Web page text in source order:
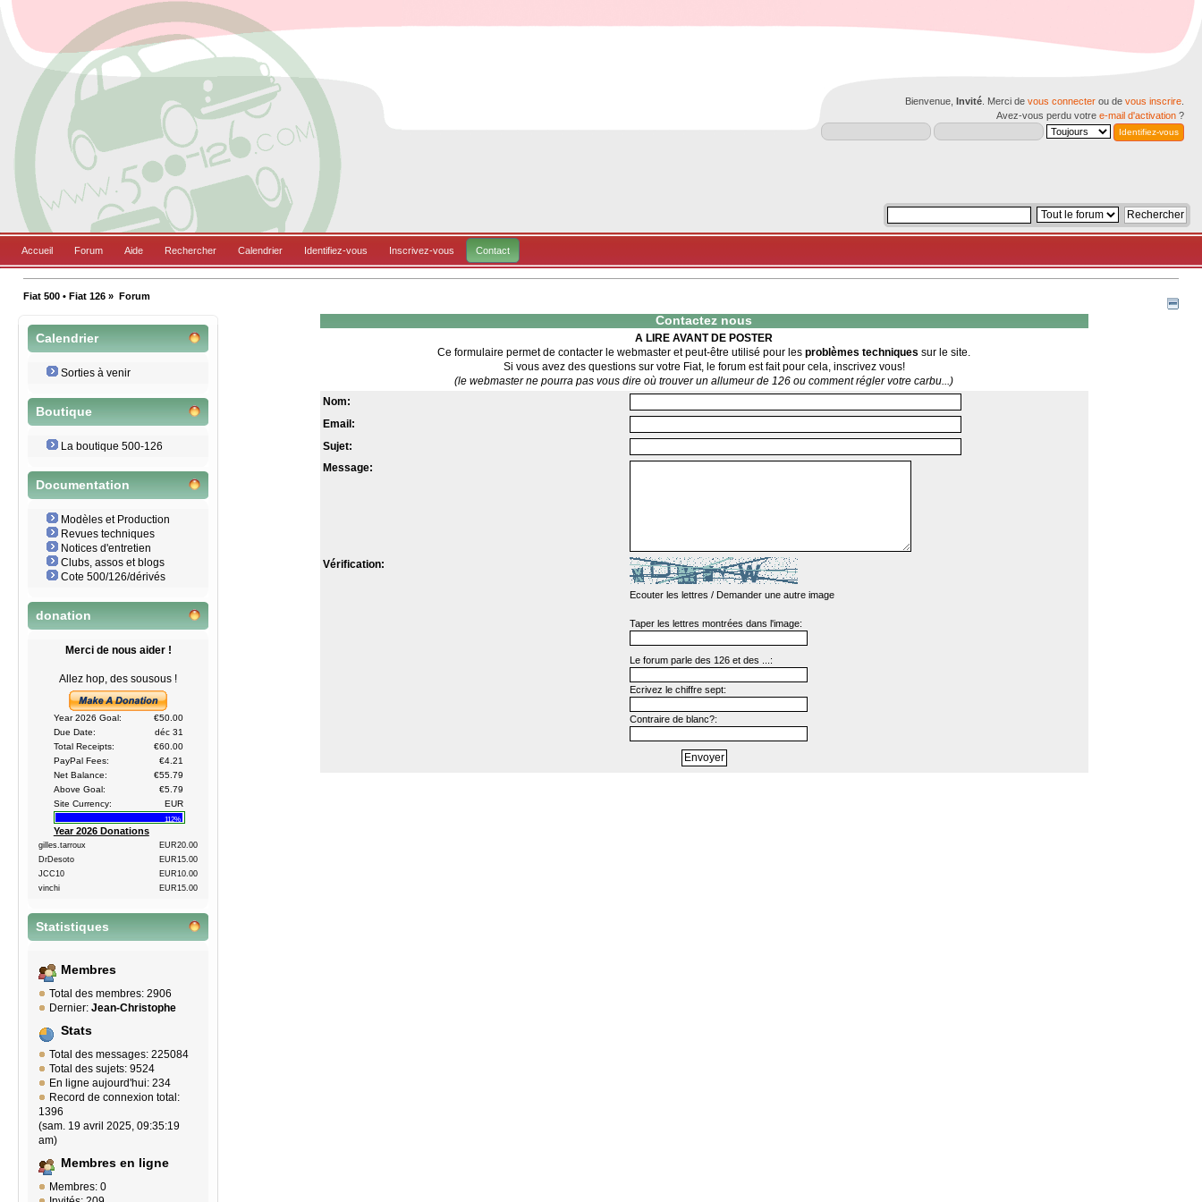
Bienvenue, Invité . Merci de vous connecter ou de vous inscrire
Avez-vous perdu votre e-mail d'activation ?
Accueil Forum Aide Rechercher Calendrier Identifiez-vous Inscrivez-vous Contact
Fiat 500 • Fiat 126 » Forum
Calendrier
Sorties à venir
Boutique
La boutique 500-126
Documentation
Modèles et Production
Revues techniques
Notices d'entretien
Clubs, assos et blogs
Cote 500/126/dérivés
donation
Merci de nous aider !
Allez hop, des sousous !
Year 2026 Goal:
€50.00
Due Date:
déc 31
Total Receipts:
€60.00
PayPal Fees:
€4.21
Net Balance:
€55.79
Above Goal:
€5.79
Site Currency:
EUR
112%
Year 2026 Donations
gilles.tarroux
EUR20.00
DrDesoto
EUR15.00
JCC10
EUR10.00
vinchi
EUR15.00
Statistiques
Membres
Total des membres: 2906
Dernier: Jean-Christophe
Stats
Total des messages: 225084
Total des sujets: 9524
En ligne aujourd'hui: 234
Record de connexion total:
1396
(sam. 19 avril 2025, 09:35:19
am)
Membres en ligne
Membres: 0
Contactez nous
A LIRE AVANT DE POSTER
Ce formulaire permet de contacter le webmaster et peut-être utilisé pour les problèmes techniques sur le site.
Si vous avez des questions sur votre Fiat, le forum est fait pour cela, inscrivez vous!
(le webmaster ne pourra pas vous dire où trouver un allumeur de 126 ou comment régler votre carbu...)
Nom:
Email:
Sujet:
Message:
Vérification:
Ecouter les lettres / Demander une autre image
Taper les lettres montrées dans l'image:
Le forum parle des 126 et des ...:
Ecrivez le chiffre sept:
Contraire de blanc?: